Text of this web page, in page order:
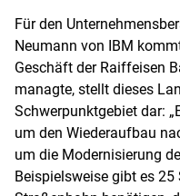
Für den
Neumann von IBM
Geschäft der Raiffeisen
managte, stellt dieses
Schwerpunktgebiet dar:
um den Wiederaufbau
um die Modernisierung
Beispielsweise gibt es 25